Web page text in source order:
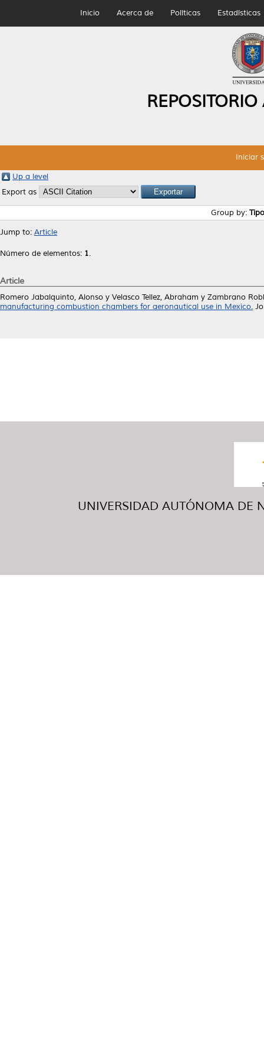
Inicio Acerca de Políticas Estadísticas
Iniciar
Up a level
Export as
Group by:
Jump to: Article
Número de elementos: 1.
Article
Romero Jabalquinto, Alonso y Velasco Tellez, Abraham y Zambrano
manufacturing combustion chambers for aeronautical use in Mexico.
UNIVERSIDAD AUTÓNOMA DE